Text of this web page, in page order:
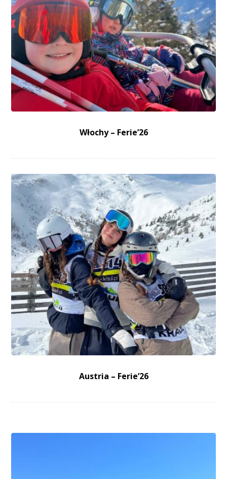
Włochy – Ferie’26
Austria – Ferie’26